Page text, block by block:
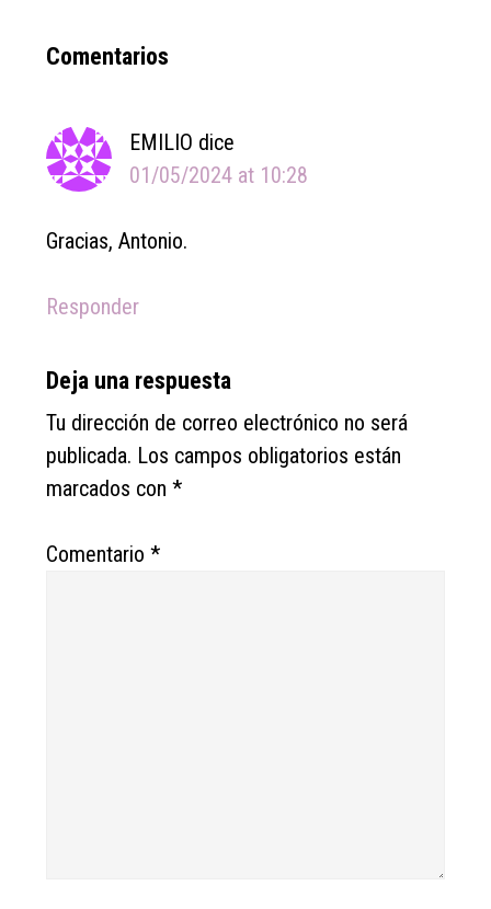
Reader
Comentarios
EMILIO dice
01/05/2024 at 10:28
Gracias, Antonio.
Responder
Deja una respuesta
Tu dirección de correo electrónico no será
publicada. Los campos obligatorios están
marcados con*
Comentario*